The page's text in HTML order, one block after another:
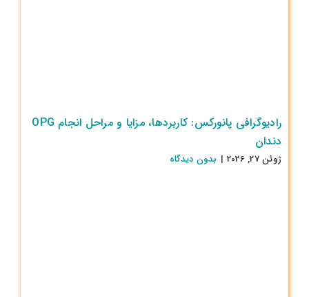
رادیوگرافی پانورکس: کاربردها، مزایا و مراحل انجام OPG
دندان
ژوئن 27, 2026 | بدون ديدگاه